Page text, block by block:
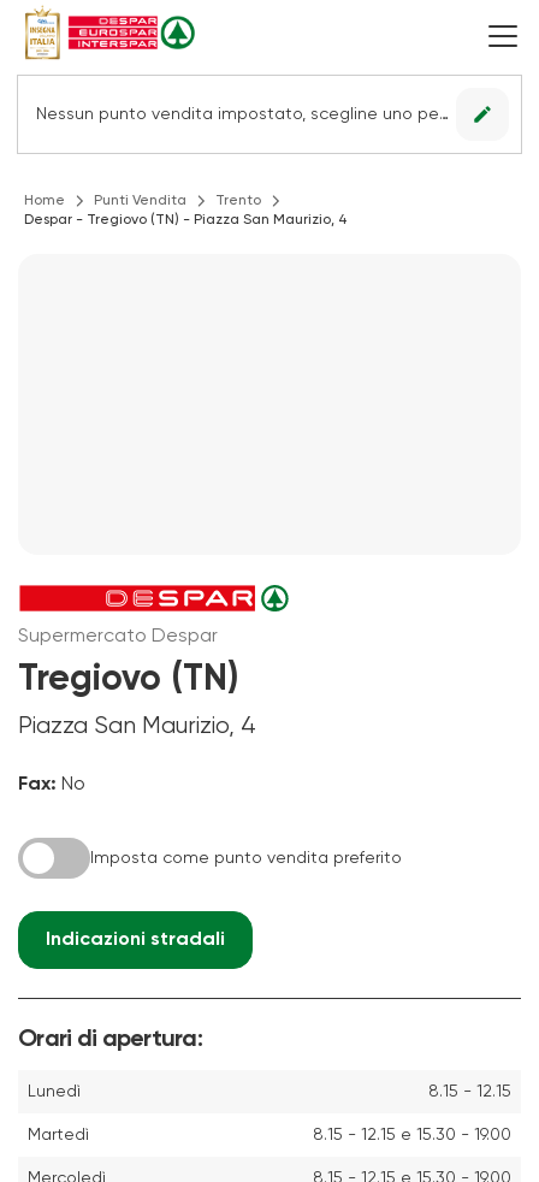
Nessun punto vendita impostato, scegline uno per vedere le offerte. edit
Home Punti Vendita
Trento
Despar - Tregiovo (TN) - Piazza San Maurizio, 4
Supermercato Despar
Tregiovo (TN)
Piazza San Maurizio, 4
Fax: No
Imposta come punto vendita preferito
Indicazioni stradali
Orari di apertura:
Lunedì 8.15 - 12.15
Martedì 8.15 - 12.15 e 15.30 - 19.00
Mercoledì 8.15 - 12.15 e 15.30 - 19.00